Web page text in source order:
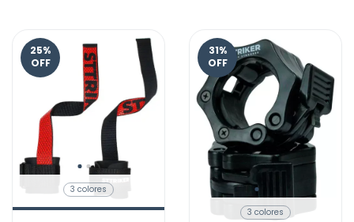
25%
OFF
3 colores
31%
OFF
3 colores